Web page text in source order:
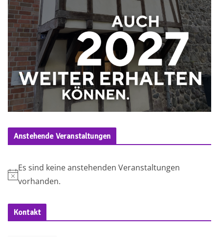
Anstehende Veranstaltungen
H
n
w
Es sind keine anstehenden Veranstaltungen
vorhanden.
Kontakt